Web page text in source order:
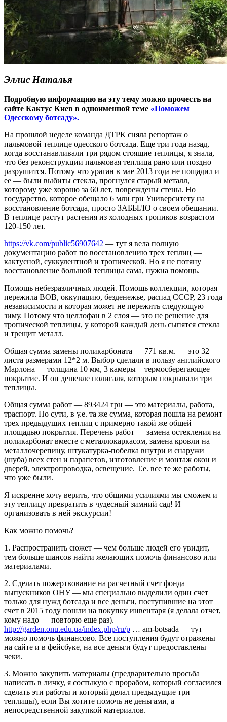
Эллис Наталья
Подробную информацию на эту тему можно прочесть на
сайте Кактус Киев в одноименной теме «Поможем
Одесскому ботсаду».
На прошлой неделе команда ДТРК сняла репортаж о
пальмовой теплице одесского ботсада. Еще три года назад,
когда восстанавливали три рядом стоящие теплицы, я знала,
что без реконструкции пальмовая теплица рано или поздно
разрушится. Потому что ураган в мае 2013 года не пощадил и
ее — были выбиты стекла, прогнулся старый металл,
которому уже хорошо за 60 лет, повреждены стены. Но
государство, которое обещало 6 млн грн Университету на
восстановление ботсада, просто ЗАБЫЛО о своем обещании.
В теплице растут растения из холодных тропиков возрастом
120-150 лет.
https://vk.com/public56907642 — тут я вела полную
документацию работ по восстановлению трех теплиц —
кактусной, суккулентной и тропической. Но я не потяну
восстановление большой теплицы сама, нужна помощь.
Помощь небезразличных людей. Помощь коллекции, которая
пережила ВОВ, оккупацию, безденежье, распад СССР, 23 года
независимости и которая может не пережить следующую
зиму. Потому что целлофан в 2 слоя — это не решение для
тропической теплицы, у которой каждый день сыпятся стекла
и трещит металл.
Общая сумма замены поликарбоната — 771 кв.м. — это 32
листа размерами 12*2 м. Выбор сделали в пользу английского
Марлона — толщина 10 мм, 3 камеры + термосберегающее
покрытие. И он дешевле полигаля, которым покрывали три
теплицы.
Общая сумма работ — 893424 грн — это материалы, работа,
траспорт. По сути, в у.е. та же сумма, которая пошла на ремонт
трех предыдущих теплиц с примерно такой же общей
площадью покрытия. Перечень работ — замена остекления на
поликарбонат вместе с металлокаркасом, замена кровли на
металлочерепицу, штукатурка-побелка внутри и снаружи
(шуба) всех стен и парапетов, изготовление и монтаж окон и
дверей, электропроводка, освещение. Т.е. все те же работы,
что уже были.
Я искренне хочу верить, что общими усилиями мы сможем и
эту теплицу превратить в чудесный зимний сад! И
организовать в ней экскурсии!
Как можно помочь?
1. Распространить сюжет — чем больше людей его увидит,
тем больше шансов найти желающих помочь финансово или
материалами.
2. Сделать пожертвование на расчетный счет фонда
выпускников ОНУ — мы специально выделили один счет
только для нужд ботсада и все деньги, поступившие на этот
счет в 2015 году пошли на покупку инвентаря (я делала отчет,
кому надо — повторю еще раз).
http://garden.onu.edu.ua/index.php/ru/p … am-botsada — тут
можно помочь финансово. Все поступления будут отражены
на сайте и в фейсбуке, на все деньги будут предоставлены
чеки.
3. Можно закупить материалы (предварительно просьба
написать в личку, я состыкую с прорабом, который согласился
сделать эти работы и который делал предыдущие три
теплицы), если Вы хотите помочь не деньгами, а
непосредственной закупкой материалов.